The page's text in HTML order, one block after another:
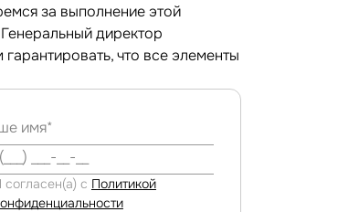
за выполнение этой
директор
что все элементы
согласен(а) с Политикой